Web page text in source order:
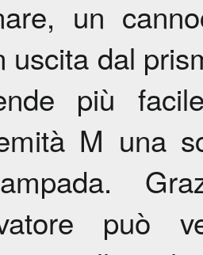
un
uscita dal
più
M una
può